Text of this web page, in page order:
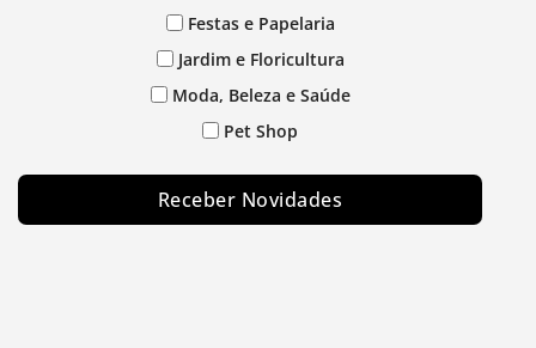
Festas e Papelaria
Jardim e Floricultura
Moda, Beleza e Saúde
Pet Shop
Receber Novidades